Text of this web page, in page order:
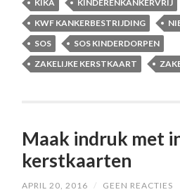
KIKA
KINDERENKANKERVRIJ
KWF KANKERBESTRIJDING
SOS
SOS KINDERDORPEN
ZAKELIJKE KERSTKAART
Maak indruk met
kerstkaarten
APRIL 20, 2016 / GEEN REACTIES